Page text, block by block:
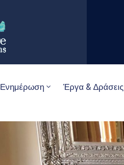
Ενημέρωση Έργα & Δράσεις